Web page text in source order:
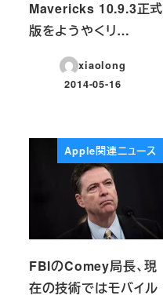
Mavericks 10.9.3正式
版をようやくリ…
xiaolong
投稿日
2014-05-16
Apple関連ニュース
FBIのComey局長、現
在の技術ではモバイル